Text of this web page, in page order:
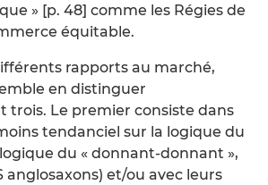
» [p. 48] comme les Régies de
équitable.
rapports au marché,
en distinguer
trois. Le premier consiste dans
tendanciel sur la logique du
du « donnant-donnant »,
anglosaxons) et/ou avec leurs